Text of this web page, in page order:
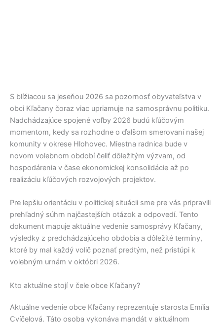
S blížiacou sa jeseňou 2026 sa pozornosť obyvateľstva v
obci Kľačany čoraz viac upriamuje na samosprávnu politiku.
Nadchádzajúce spojené voľby 2026 budú kľúčovým
momentom, kedy sa rozhodne o ďalšom smerovaní našej
komunity v okrese Hlohovec. Miestna radnica bude v
novom volebnom období čeliť dôležitým výzvam, od
hospodárenia v čase ekonomickej konsolidácie až po
realizáciu kľúčových rozvojových projektov.
Pre lepšiu orientáciu v politickej situácii sme pre vás pripravili
prehľadný súhrn najčastejších otázok a odpovedí. Tento
dokument mapuje aktuálne vedenie samosprávy Kľačany,
výsledky z predchádzajúceho obdobia a dôležité termíny,
ktoré by mal každý volič poznať predtým, než pristúpi k
volebným urnám v októbri 2026.
Kto aktuálne stojí v čele obce Kľačany?
Aktuálne vedenie obce Kľačany reprezentuje starosta Emília
Cvíčelová. Táto osoba vykonáva mandát v aktuálnom